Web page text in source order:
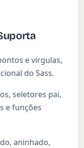
e vírgulas,
do Sass.
seletores pai,
e funções
aninhado,